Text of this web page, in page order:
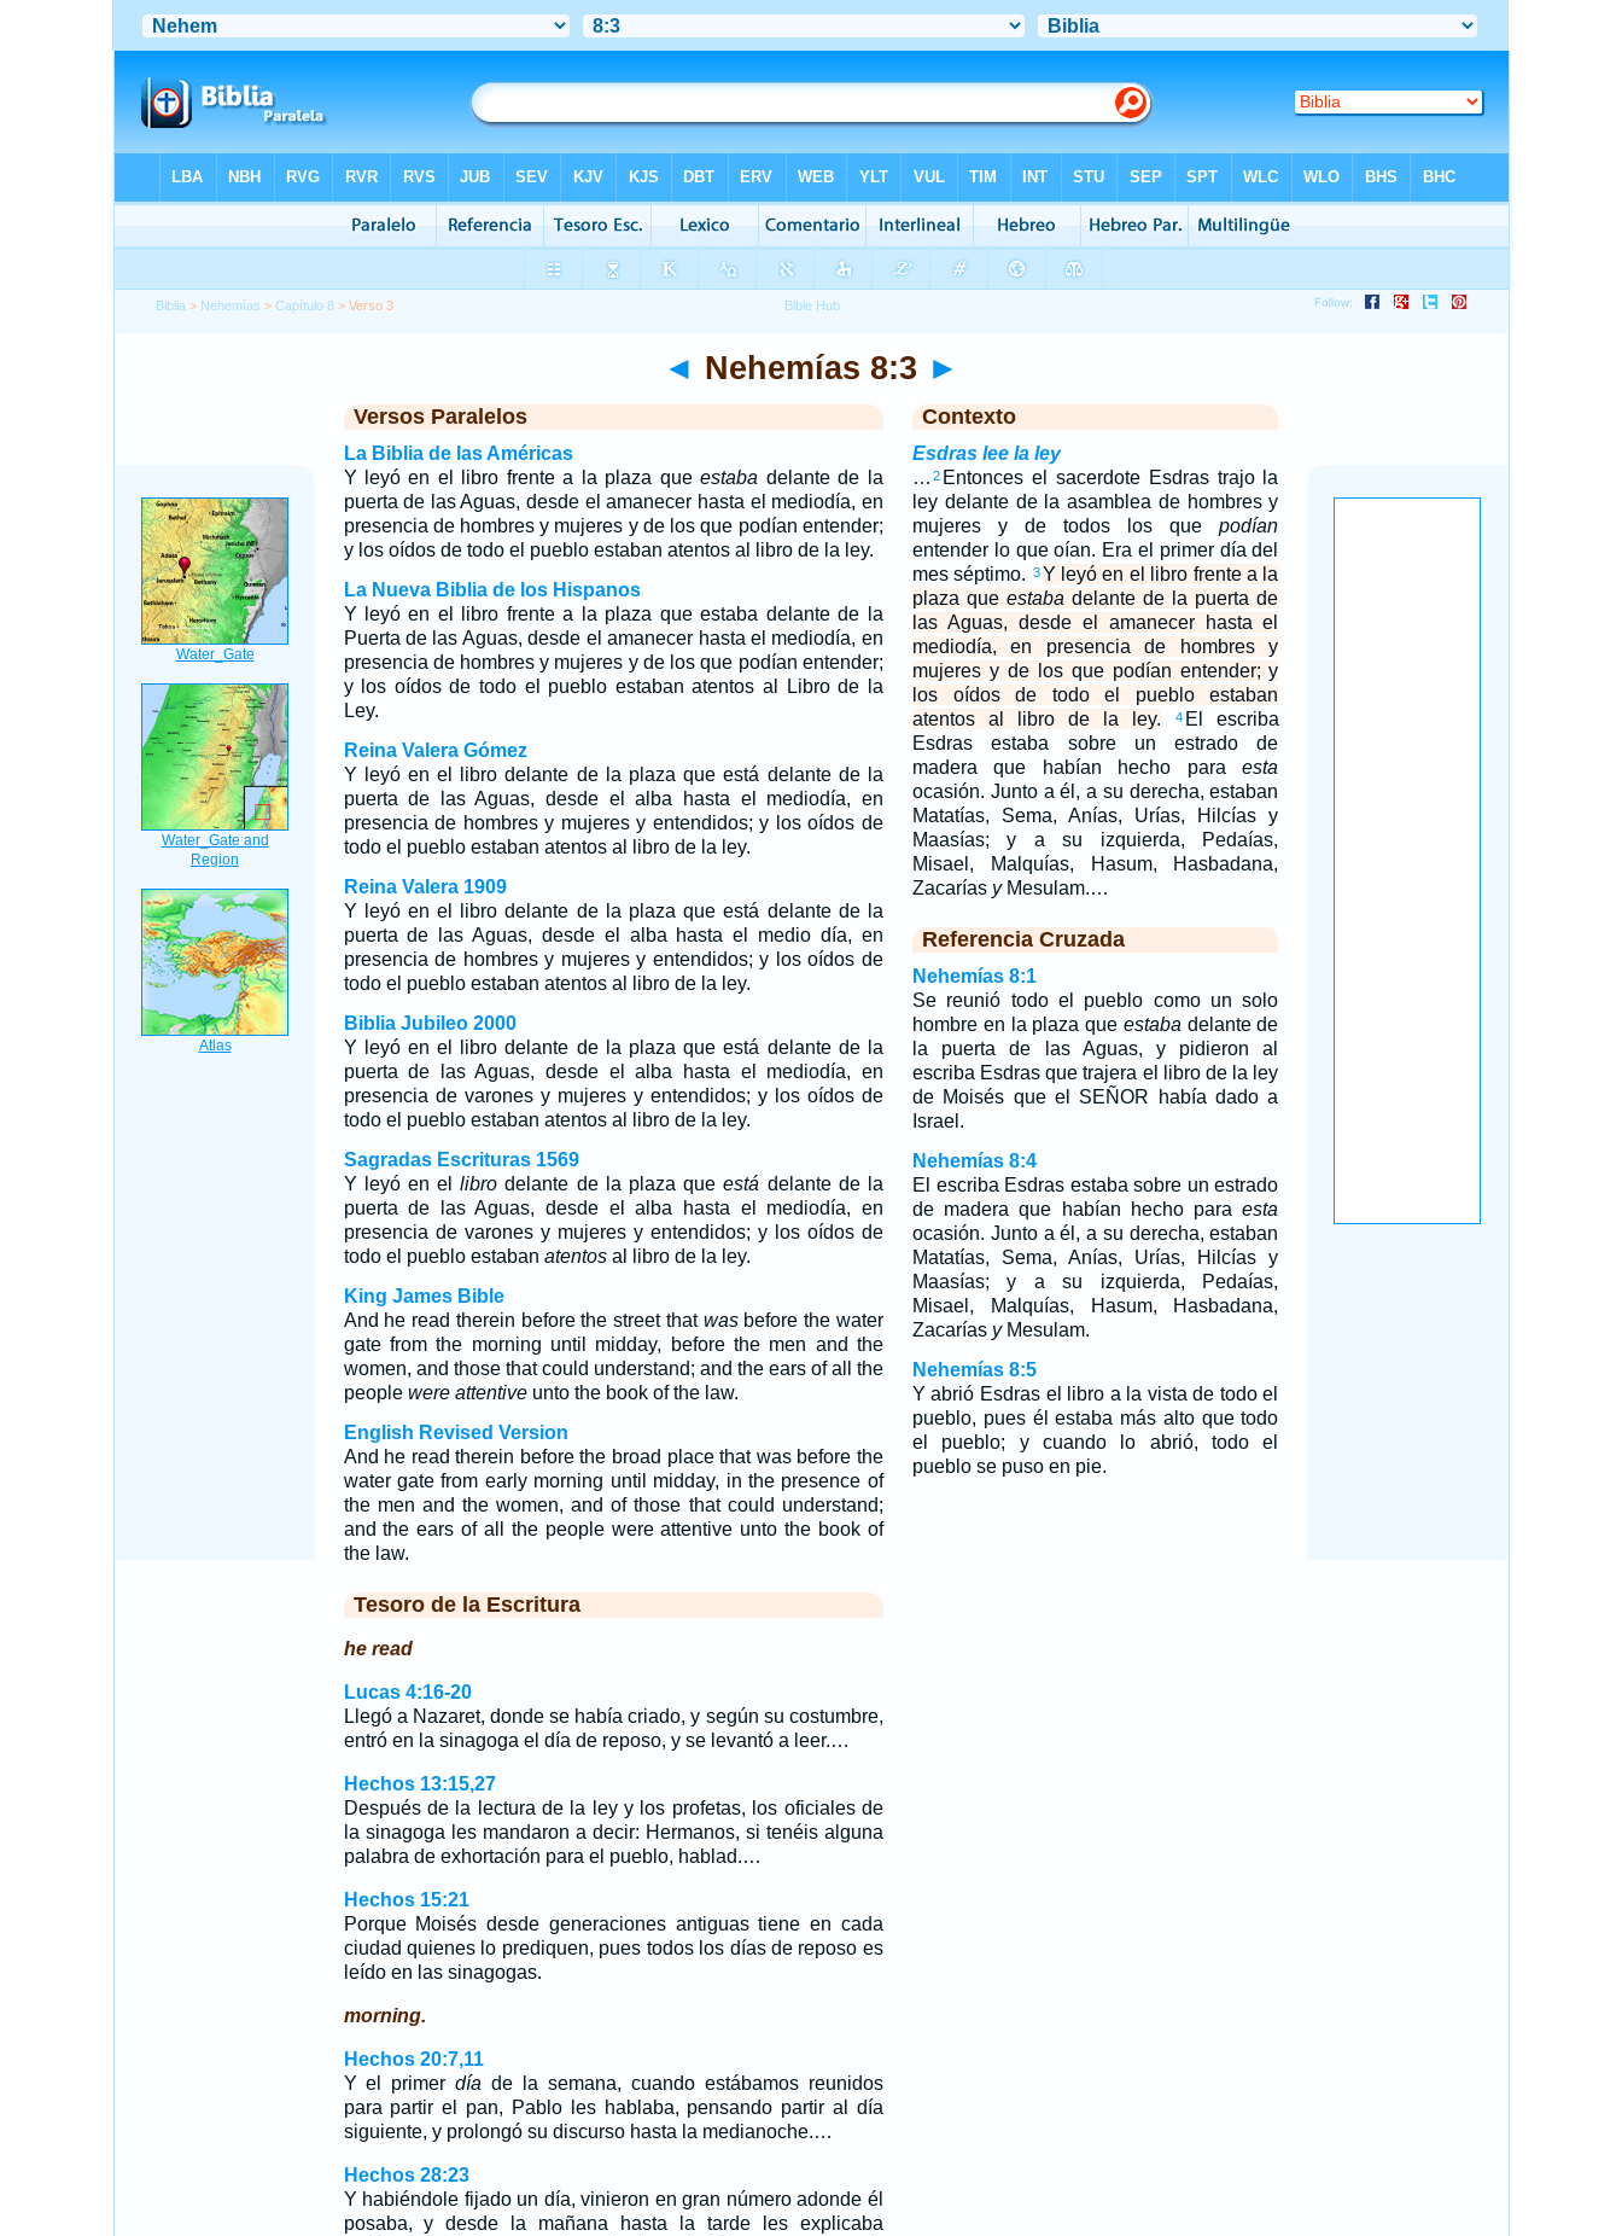
Biblia > Nehemías >Capítulo 8 > Verso 3
◄ Nehemías 8:3 ►
Versos Paralelos
La Biblia de las Américas
Y leyó en el libro frente a la plaza queestaba delante de la
puerta de las Aguas, desde el amanecer hasta el mediodía, en
presencia de hombres y mujeres y de los que podían entender;
y los oídos de todo el pueblo estaban atentos al libro de la ley.
La Nueva Biblia de los Hispanos
Y leyó en el libro frente a la plaza que estaba delante de la
Puerta de las Aguas, desde el amanecer hasta el mediodía, en
presencia de hombres y mujeres y de los que podían entender;
y los oídos de todo el pueblo estaban atentos al Libro de la
Ley.
Reina Valera Gómez
Y leyó en el libro delante de la plaza que está delante de la
puerta de las Aguas, desde el alba hasta el mediodía, en
presencia de hombres y mujeres y entendidos; y los oídos de
todo el pueblo estaban atentos al libro de la ley.
Reina Valera 1909
Y leyó en el libro delante de la plaza que está delante de la
puerta de las Aguas, desde el alba hasta el medio día, en
presencia de hombres y mujeres y entendidos; y los oídos de
todo el pueblo estaban atentos al libro de la ley.
Biblia Jubileo 2000
Y leyó en el libro delante de la plaza que está delante de la
puerta de las Aguas, desde el alba hasta el mediodía, en
presencia de varones y mujeres y entendidos; y los oídos de
todo el pueblo estaban atentos al libro de la ley.
Sagradas Escrituras 1569
Y leyó en ellibro delante de la plaza queestá delante de la
puerta de las Aguas, desde el alba hasta el mediodía, en
presencia de varones y mujeres y entendidos; y los oídos de
todo el pueblo estaban atentosal libro de la ley.
King James Bible
And he read therein before the street that wasbefore the water
gate from the morning until midday, before the men and the
women, and those that could understand; and the ears of all the
people were attentiveunto the book of the law.
English Revised Version
And he read therein before the broad place that was before the
water gate from early morning until midday, in the presence of
the men and the women, and of those that could understand;
and the ears of all the people were attentive unto the book of
the law.
Tesoro de la Escritura
he read
Lucas 4:16-20
Llegó a Nazaret, donde se había criado, y según su costumbre,
entró en la sinagoga el día de reposo, y se levantó a leer.…
Hechos 13:15,27
Después de la lectura de la ley y los profetas, los oficiales de
la sinagoga les mandaron a decir: Hermanos, si tenéis alguna
palabra de exhortación para el pueblo, hablad.…
Hechos 15:21
Porque Moisés desde generaciones antiguas tiene en cada
ciudad quienes lo prediquen, pues todos los días de reposo es
leído en las sinagogas.
morning.
Hechos 20:7,11
Y el primerdía de la semana, cuando estábamos reunidos
para partir el pan, Pablo les hablaba, pensando partir al día
siguiente, y prolongó su discurso hasta la medianoche.…
Hechos 28:23
Y habiéndole fijado un día, vinieron en gran número adonde él
posaba, y desde la mañana hasta la tarde les explicaba
Contexto
Esdras lee la ley
… 2 Entonces el sacerdote Esdras trajo la
ley delante de la asamblea de hombres y
mujeres y de todos los quepodían
entender lo que oían. Era el primer día del
mes séptimo. 3Y leyó en el libro frente a la
plaza queestaba delante de la puerta de
las Aguas, desde el amanecer hasta el
mediodía, en presencia de hombres y
mujeres y de los que podían entender; y
los oídos de todo el pueblo estaban
atentos al libro de la ley.
4 El escriba
Esdras estaba sobre un estrado de
madera que habían hecho paraesta
ocasión. Junto a él, a su derecha, estaban
Matatías, Sema, Anías, Urías, Hilcías y
Maasías; y a su izquierda, Pedaías,
Misael, Malquías, Hasum, Hasbadana,
Zacarías yMesulam.…
Referencia Cruzada
Nehemías 8:1
Se reunió todo el pueblo como un solo
hombre en la plaza que estaba delante de
la puerta de las Aguas, y pidieron al
escriba Esdras que trajera el libro de la ley
de Moisés que el SEÑOR había dado a
Israel.
Nehemías 8:4
El escriba Esdras estaba sobre un estrado
de madera que habían hecho paraesta
ocasión. Junto a él, a su derecha, estaban
Matatías, Sema, Anías, Urías, Hilcías y
Maasías; y a su izquierda, Pedaías,
Misael, Malquías, Hasum, Hasbadana,
Zacarías yMesulam.
Nehemías 8:5
Y abrió Esdras el libro a la vista de todo el
pueblo, pues él estaba más alto que todo
el pueblo; y cuando lo abrió, todo el
pueblo se puso en pie.